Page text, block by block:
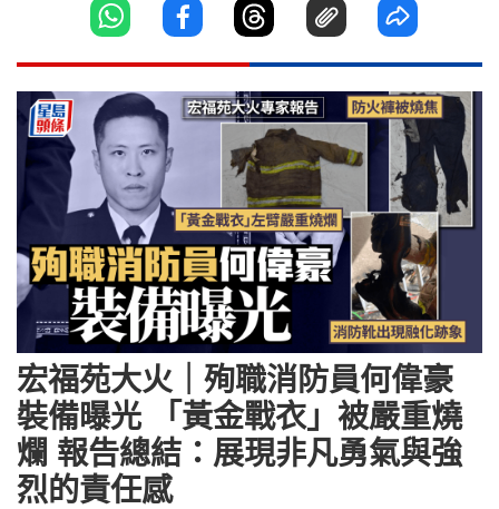
宏福苑大火｜殉職消防員何偉豪
裝備曝光 「黃金戰衣」被嚴重燒
爛 報告總結：展現非凡勇氣與強
烈的責任感